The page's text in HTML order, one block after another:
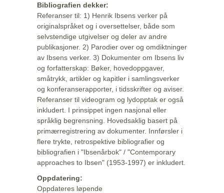
Bibliografien dekker:
Referanser til: 1) Henrik Ibsens verker på
originalspråket og i oversettelser, både som
selvstendige utgivelser og deler av andre
publikasjoner. 2) Parodier over og omdiktninger
av Ibsens verker. 3) Dokumenter om Ibsens liv
og forfatterskap: Bøker, hovedoppgaver,
småtrykk, artikler og kapitler i samlingsverker
og konferanserapporter, i tidsskrifter og aviser.
Referanser til videogram og lydopptak er også
inkludert. I prinsippet ingen nasjonal eller
språklig begrensning. Hovedsaklig basert på
primærregistrering av dokumenter. Innførsler i
flere trykte, retrospektive bibliografier og
bibliografien i "Ibsenårbok" / "Contemporary
approaches to Ibsen" (1953-1997) er inkludert.
Oppdatering:
Oppdateres løpende